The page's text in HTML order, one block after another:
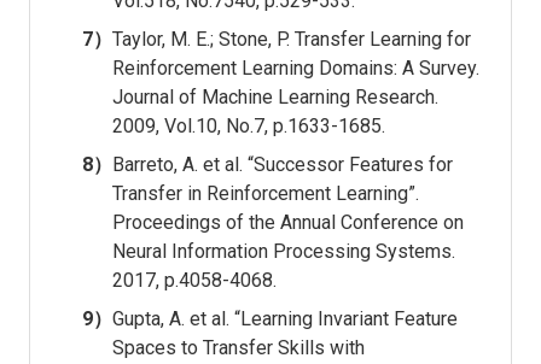
7） Taylor, M. E.; Stone, P. Transfer Learning for
Reinforcement Learning Domains: A Survey.
Journal of Machine Learning Research.
2009, Vol.10, No.7, p.1633-1685.
8）
Barreto, A. et al. “Successor Features for
Transfer in Reinforcement Learning”.
Proceedings of the Annual Conference on
Neural Information Processing Systems.
2017, p.4058-4068.
9） Gupta, A. et al. “Learning Invariant Feature
Spaces to Transfer Skills with